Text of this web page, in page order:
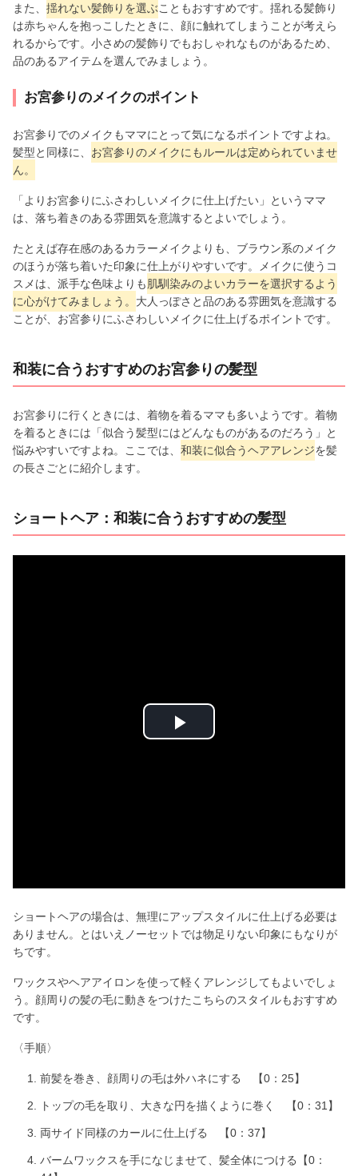
また、 揺れない髪飾りを選ぶこともおすすめです。揺れる髪飾り
は赤ちゃんを抱っこしたときに、顔に触れてしまうことが考えら
れるからです。小さめの髪飾りでもおしゃれなものがあるため、
品のあるアイテムを選んでみましょう。
お宮参りのメイクのポイント
お宮参りでのメイクもママにとって気になるポイントですよね。
髪型と同様に、 お宮参りのメイクにもルールは定められていませ
ん。
「よりお宮参りにふさわしいメイクに仕上げたい」というママ
は、落ち着きのある雰囲気を意識するとよいでしょう。
たとえば存在感のあるカラーメイクよりも、ブラウン系のメイク
のほうが落ち着いた印象に仕上がりやすいです。メイクに使うコ
スメは、派手な色味よりも 肌馴染みのよいカラーを選択するよう
に心がけてみましょう。 大人っぽさと品のある雰囲気を意識する
ことが、お宮参りにふさわしいメイクに仕上げるポイントです。
和装に合うおすすめのお宮参りの髪型
お宮参りに行くときには、着物を着るママも多いようです。着物
を着るときには「似合う髪型にはどんなものがあるのだろう」と
悩みやすいですよね。ここでは、 和装に似合うヘアアレンジを髪
の長さごとに紹介します。
ショートヘア：和装に合うおすすめの髪型
P
V
i
e
ショートヘアの場合は、無理にアップスタイルに仕上げる必要は
ありません。とはいえノーセットでは物足りない印象にもなりが
ちです。
ワックスやヘアアイロンを使って軽くアレンジしてもよいでしょ
う。顔周りの髪の毛に動きをつけたこちらのスタイルもおすすめ
です。
〈手順〉
前髪を巻き、顔周りの毛は外ハネにする 【0：25】
トップの毛を取り、大きな円を描くように巻く 【0：31】
両サイド同様のカールに仕上げる 【0：37】
バームワックスを手になじませて、髪全体につける【0：